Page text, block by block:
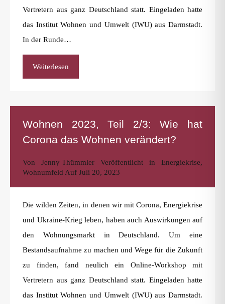
Vertretern aus ganz Deutschland statt. Eingeladen hatte
das Institut Wohnen und Umwelt (IWU) aus Darmstadt.
In der Runde…
Weiterlesen
Wohnen 2023, Teil 2/3: Wie hat
Corona das Wohnen verändert?
Von Jenny Thümmler Veröffentlicht in Energiekrise,
Wohnumfeld Auf Juli 20, 2023
Die wilden Zeiten, in denen wir mit Corona, Energiekrise
und Ukraine-Krieg leben, haben auch Auswirkungen auf
den Wohnungsmarkt in Deutschland. Um eine
Bestandsaufnahme zu machen und Wege für die Zukunft
zu finden, fand neulich ein Online-Workshop mit
Vertretern aus ganz Deutschland statt. Eingeladen hatte
das Institut Wohnen und Umwelt (IWU) aus Darmstadt.